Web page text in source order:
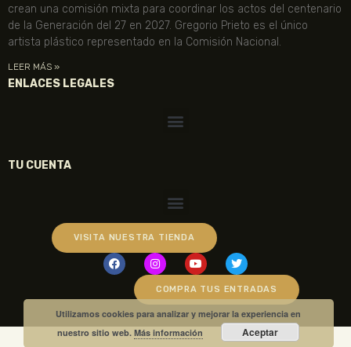
crean una comisión mixta para coordinar los actos del centenario
de la Generación del 27 en 2027. Gregorio Prieto es el único
artista plástico representado en la Comisión Nacional.
LEER MÁS »
ENLACES LEGALES
TU CUENTA
VISITA NUESTRA TIENDA
COMPRA TUS ENTRADAS
Utilizamos cookies para analizar y mejorar la experiencia en
nuestro sitio web.Más información Aceptar